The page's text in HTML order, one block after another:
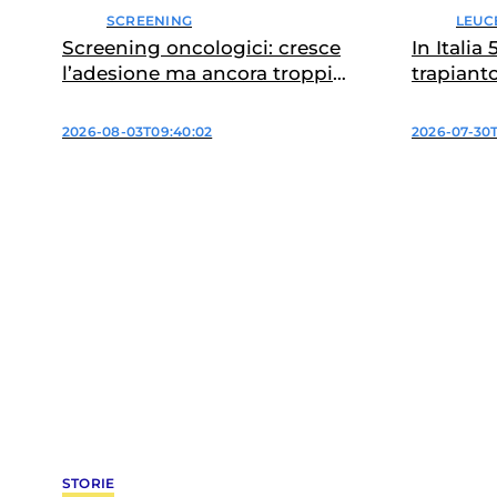
SCREENING
Screening oncologici: cresce
l’adesione ma ancora troppi
2026-08-03T09:40:02
In Italia
2026-07-
STORIE